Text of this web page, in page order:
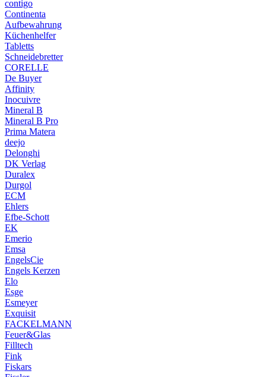
contigo
Continenta
Aufbewahrung
Küchenhelfer
Tabletts
Schneidebretter
CORELLE
De Buyer
Affinity
Inocuivre
Mineral B
Mineral B Pro
Prima Matera
deejo
Delonghi
DK Verlag
Duralex
Durgol
ECM
Ehlers
Efbe-Schott
EK
Emerio
Emsa
EngelsCie
Engels Kerzen
Elo
Esge
Esmeyer
Exquisit
FACKELMANN
Feuer&Glas
Filltech
Fink
Fiskars